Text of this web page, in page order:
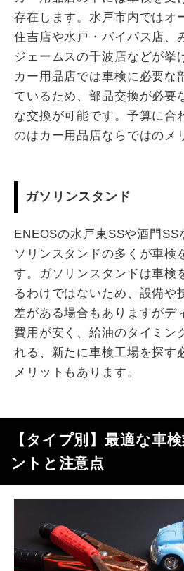
存在します。水戸市内ではオ
住吉店や水戸・バイパス店、
ジェームスの千波店などが挙
カー用品店では車検に必要な
ているため、部品交換が必要
な交換が可能です。予算に合
のはカー用品店ならではのメ
ガソリンスタンド
ENEOSの水戸東SSや酒門SS
ソリンスタンドの多くが車検
す。ガソリンスタンドは車検
るわけではないため、設備や
差がある場合もありますがデ
費用が安く、給油のタイミン
れる、新たに車検工場を探す
メリットもあります。
【タイプ別】最適な車
ントと注意点